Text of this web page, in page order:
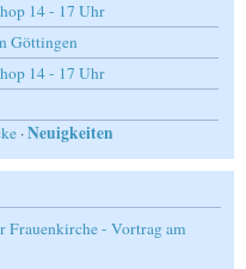
14 - 17 Uhr
Göttingen
14 - 17 Uhr
·Neuigkeiten
Frauenkirche - Vortrag am